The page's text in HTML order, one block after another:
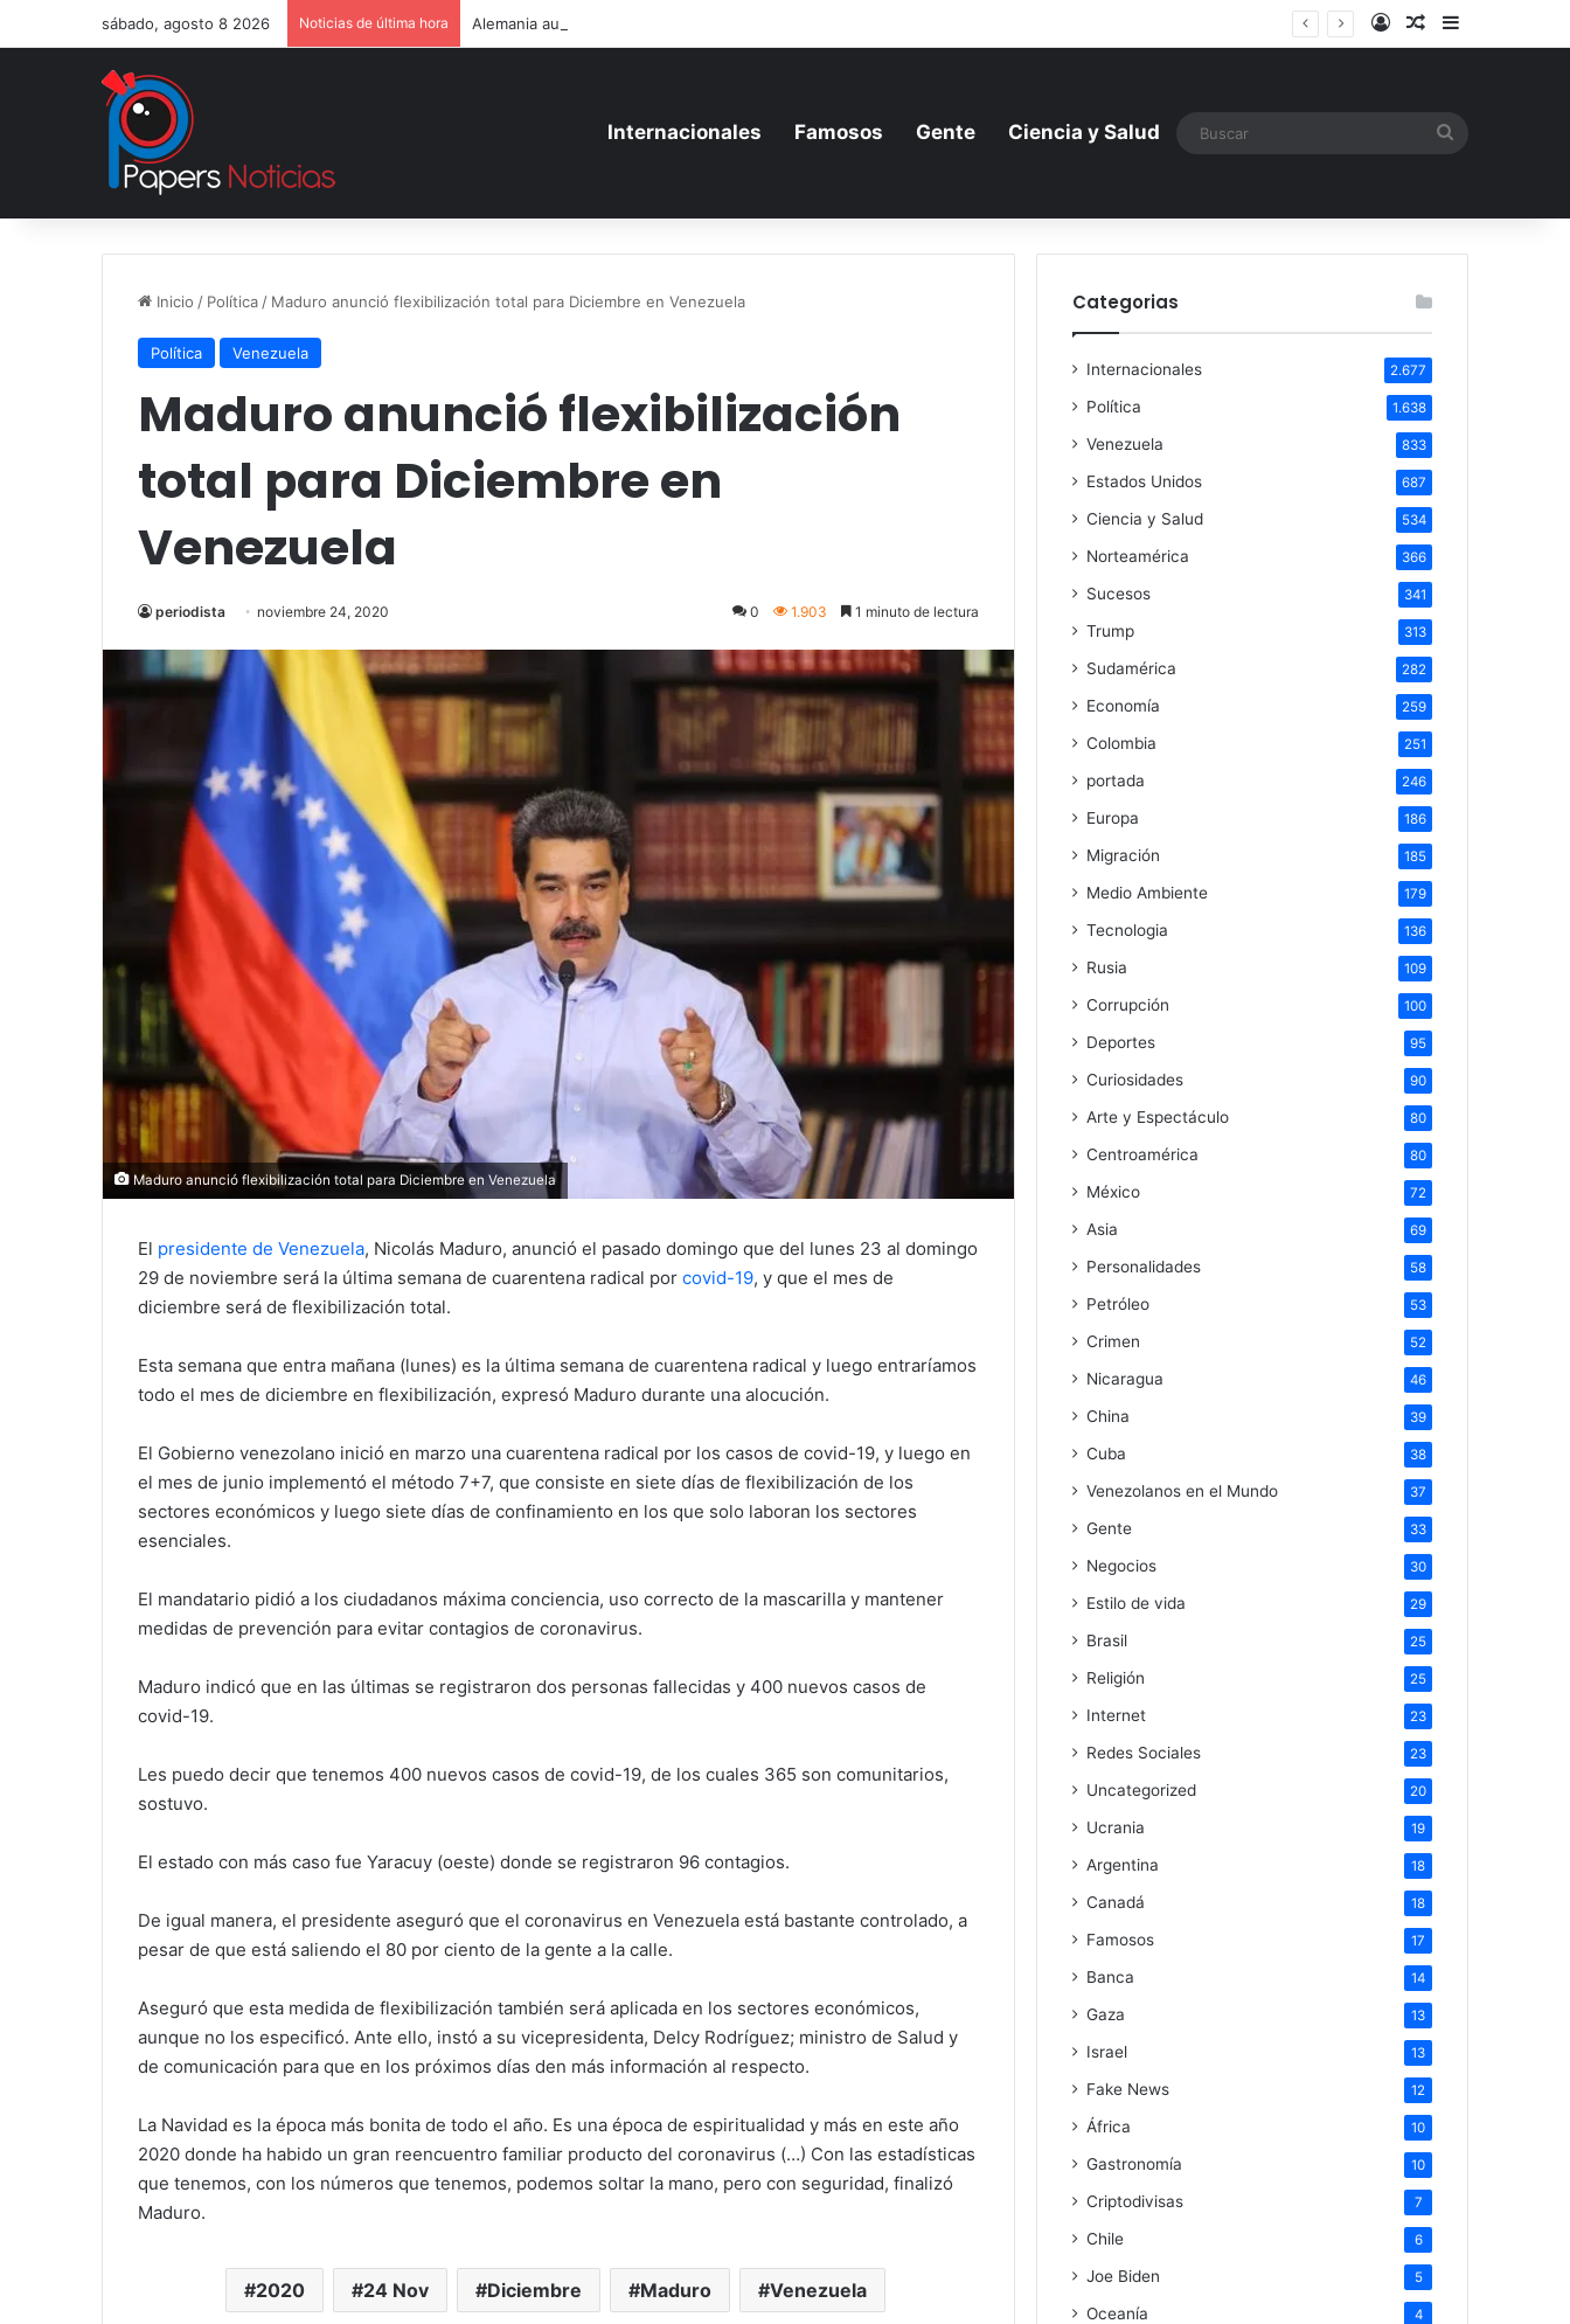
sábado, agosto 8 2026 Noticias de última hora Alemania aumenta su gasto militar y busca consolidarse como potencia armamentística ante la amenaza rusa Iniciar sesión
ArtículoBarra lateral
Internacionales Famosos Gente Ciencia y Salud
Inicio / Política / Maduro anunció flexibilización total para Diciembre en Venezuela
Política Venezuela
Maduro anunció flexibilización
total para Diciembre en
Venezuela
periodista noviembre 24, 2020 0 1.903 1 minuto de lectura
Maduro anunció flexibilización total para Diciembre en Venezuela
El presidente de Venezuela, Nicolás Maduro, anunció el pasado domingo que del lunes 23 al domingo
29 de noviembre será la última semana de cuarentena radical por covid-19, y que el mes de
diciembre será de flexibilización total.
Esta semana que entra mañana (lunes) es la última semana de cuarentena radical y luego entraríamos
todo el mes de diciembre en flexibilización, expresó Maduro durante una alocución.
El Gobierno venezolano inició en marzo una cuarentena radical por los casos de covid-19, y luego en
el mes de junio implementó el método 7+7, que consiste en siete días de flexibilización de los
sectores económicos y luego siete días de confinamiento en los que solo laboran los sectores
esenciales.
El mandatario pidió a los ciudadanos máxima conciencia, uso correcto de la mascarilla y mantener
medidas de prevención para evitar contagios de coronavirus.
Maduro indicó que en las últimas se registraron dos personas fallecidas y 400 nuevos casos de
covid-19.
Les puedo decir que tenemos 400 nuevos casos de covid-19, de los cuales 365 son comunitarios,
sostuvo.
El estado con más caso fue Yaracuy (oeste) donde se registraron 96 contagios.
De igual manera, el presidente aseguró que el coronavirus en Venezuela está bastante controlado, a
pesar de que está saliendo el 80 por ciento de la gente a la calle.
Aseguró que esta medida de flexibilización también será aplicada en los sectores económicos,
aunque no los especificó. Ante ello, instó a su vicepresidenta, Delcy Rodríguez; ministro de Salud y
de comunicación para que en los próximos días den más información al respecto.
La Navidad es la época más bonita de todo el año. Es una época de espiritualidad y más en este año
2020 donde ha habido un gran reencuentro familiar producto del coronavirus (…) Con las estadísticas
que tenemos, con los números que tenemos, podemos soltar la mano, pero con seguridad, finalizó
Maduro.
2020 24 Nov Diciembre Maduro Venezuela
Categorias
Internacionales 2.677
Política 1.638
Venezuela 833
Estados Unidos 687
Ciencia y Salud 534
Norteamérica 366
Sucesos 341
Trump 313
Sudamérica 282
Economía 259
Colombia 251
portada 246
Europa 186
Migración 185
Medio Ambiente 179
Tecnologia 136
Rusia 109
Corrupción 100
Deportes 95
Curiosidades 90
Arte y Espectáculo 80
Centroamérica 80
México 72
Asia 69
Personalidades 58
Petróleo 53
Crimen 52
Nicaragua 46
China 39
Cuba 38
Venezolanos en el Mundo 37
Gente 33
Negocios 30
Estilo de vida 29
Brasil 25
Religión 25
Internet 23
Redes Sociales 23
Uncategorized 20
Ucrania 19
Argentina 18
Canadá 18
Famosos 17
Banca 14
Gaza 13
Israel 13
Fake News 12
África 10
Gastronomía 10
Criptodivisas 7
Chile 6
Joe Biden 5
Oceanía 4